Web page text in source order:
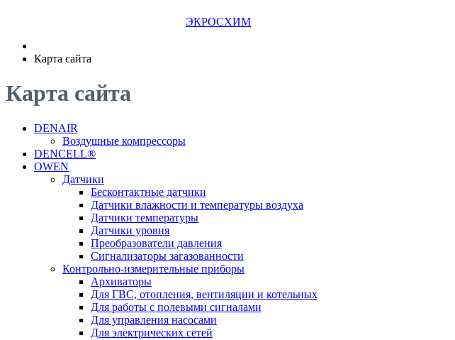
ЭКРОСХИМ
Карта сайта
Карта сайта
DENAIR
Воздушные компрессоры
DENCELL®
OWEN
Датчики
Бесконтактные датчики
Датчики влажности и температуры воздуха
Датчики температуры
Датчики уровня
Преобразователи давления
Сигнализаторы загазованности
Контрольно-измерительные приборы
Архиваторы
Для ГВС, отопления, вентиляции и котельных
Для работы с полевыми сигналами
Для управления насосами
Для электрических сетей